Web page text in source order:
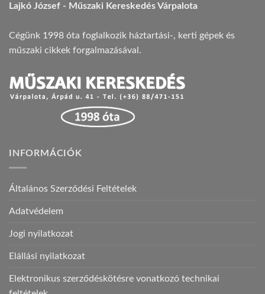
Lajkó József - Műszaki Kereskedés Várpalota
Cégünk 1998 óta foglalkozik háztartási-, kerti gépek és
műszaki cikkek forgalmazásával.
INFORMÁCIÓK
Általános Szerződési Feltételek
Adatvédelem
Jogi nyilatkozat
Elállási nyilatkozat
Elektronikus szerződéskötésre vonatkozó technikai